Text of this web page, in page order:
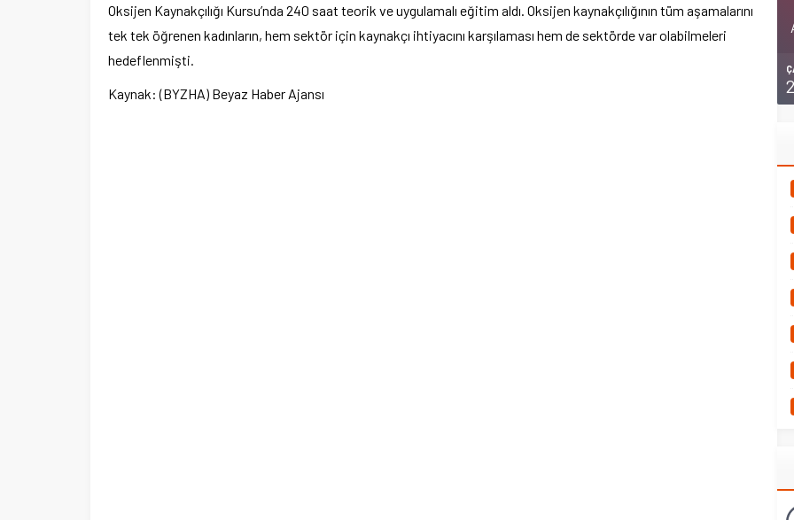
Oksijen Kaynakçılığı Kursu’nda 240 saat teorik ve uygulamalı eğitim aldı. Oksijen kaynakçılığının tüm aşamalarını
tek tek öğrenen kadınların, hem sektör için kaynakçı ihtiyacını karşılaması hem de sektörde var olabilmeleri
hedeflenmişti.
Kaynak: (BYZHA) Beyaz Haber Ajansı